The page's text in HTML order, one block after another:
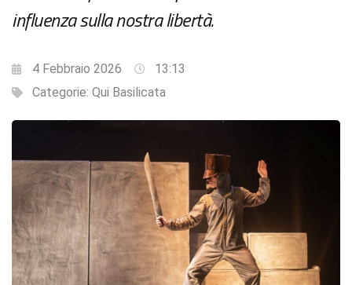
influenza sulla nostra libertà.
4 Febbraio 2026
13:13
Categorie: Qui Basilicata